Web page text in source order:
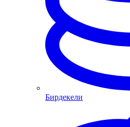
Бирдекели